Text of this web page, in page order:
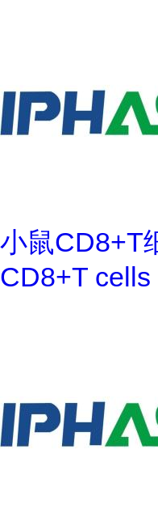
小鼠CD8+T
CD8+T cells